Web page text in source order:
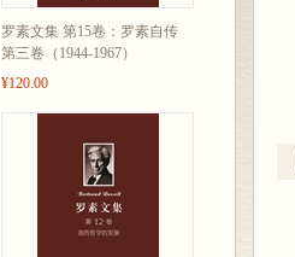
罗素文集 第15卷：罗素自传
第三卷（1944-1967）
¥120.00